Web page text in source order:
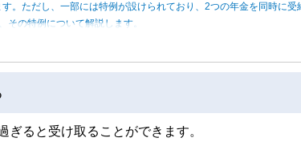
す。ただし、一部には特例が設けられており、2つの年金を同時に
その特例について解説します。
ると受け取ることができます。